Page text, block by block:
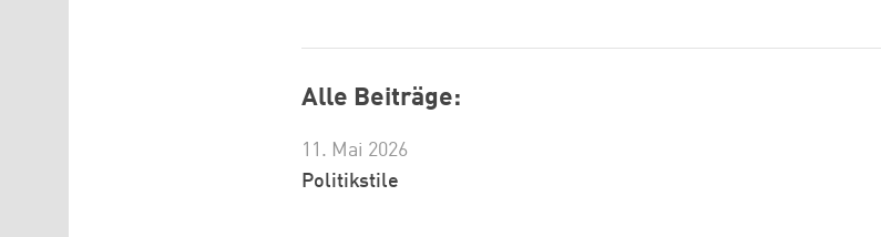
Alle Beiträge:
11. Mai 2026
Politikstile